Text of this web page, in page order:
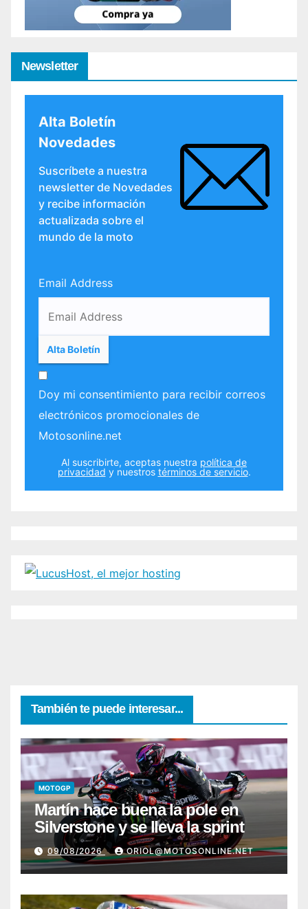
Newsletter
Alta Boletín
Novedades
Suscríbete a nuestra
newsletter de Novedades
y recibe información
actualizada sobre el
mundo de la moto
Email Address
Doy mi consentimiento para recibir correos
electrónicos promocionales de
Motosonline.net
Al suscribirte, aceptas nuestra política de
privacidad y nuestros términos de servicio.
También te puede interesar...
MOTOGP
Martín hace buena la pole en
Silverstone y se lleva la sprint
09/08/2026 ORIOL@MOTOSONLINE.NET